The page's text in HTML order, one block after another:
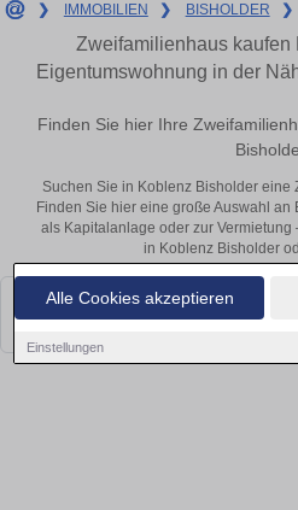
Alle Cookies akzeptieren
Einstellungen
❯ IMMOBILIEN ❯ BISHOLDER ❯
Zweifamilienhaus kaufen
Eigentumswohnung in der
Finden Sie hier Ihre
Suchen Sie in Koblenz Bisholder eine
Finden Sie hier eine große Auswahl
als Kapitalanlage oder zur
in Koblenz Bisholder
Leider konnten wir derzeit keine
bald wieder vorbei!